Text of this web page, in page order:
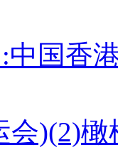
中国香
会)(2)